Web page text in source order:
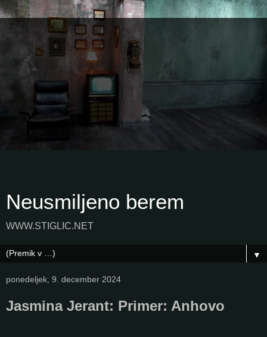
Neusmiljeno berem
WWW.STIGLIC.NET
▼
ponedeljek, 9. december 2024
Jasmina Jerant: Primer: Anhovo